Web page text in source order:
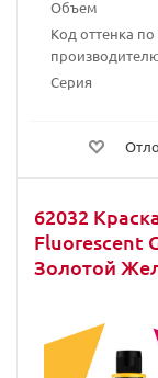
Объем
Код оттенка по
Серия
62032
Fluorescent
Золотой